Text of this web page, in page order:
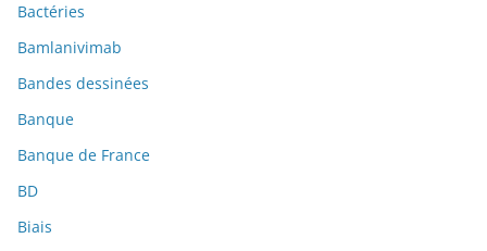
Bactéries
Bamlanivimab
Bandes dessinées
Banque
Banque de France
BD
Biais